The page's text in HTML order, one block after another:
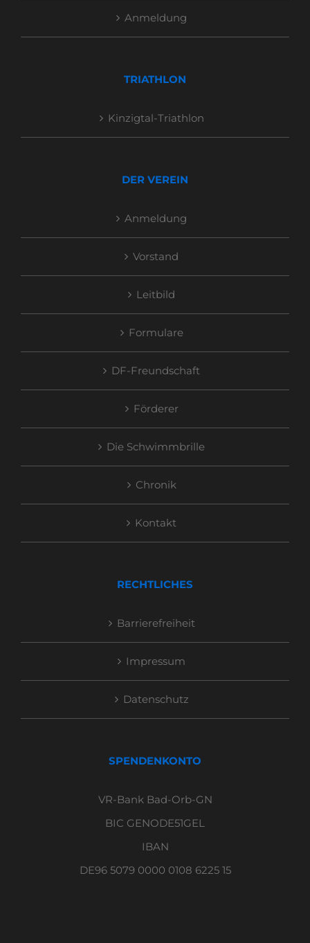
Anmeldung
TRIATHLON
Kinzigtal-Triathlon
DER VEREIN
Anmeldung
Vorstand
Leitbild
Formulare
DF-Freundschaft
Förderer
Die Schwimmbrille
Chronik
Kontakt
RECHTLICHES
Barrierefreiheit
Impressum
Datenschutz
SPENDENKONTO
VR-Bank Bad-Orb-GN
BIC GENODE51GEL
IBAN
DE96 5079 0000 0108 6225 15